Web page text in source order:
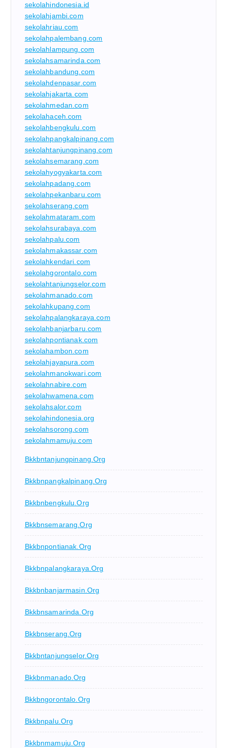
sekolahindonesia.id
sekolahjambi.com
sekolahriau.com
sekolahpalembang.com
sekolahlampung.com
sekolahsamarinda.com
sekolahbandung.com
sekolahdenpasar.com
sekolahjakarta.com
sekolahmedan.com
sekolahaceh.com
sekolahbengkulu.com
sekolahpangkalpinang.com
sekolahtanjungpinang.com
sekolahsemarang.com
sekolahyogyakarta.com
sekolahpadang.com
sekolahpekanbaru.com
sekolahserang.com
sekolahmataram.com
sekolahsurabaya.com
sekolahpalu.com
sekolahmakassar.com
sekolahkendari.com
sekolahgorontalo.com
sekolahtanjungselor.com
sekolahmanado.com
sekolahkupang.com
sekolahpalangkaraya.com
sekolahbanjarbaru.com
sekolahpontianak.com
sekolahambon.com
sekolahjayapura.com
sekolahmanokwari.com
sekolahnabire.com
sekolahwamena.com
sekolahsalor.com
sekolahindonesia.org
sekolahsorong.com
sekolahmamuju.com
Bkkbntanjungpinang.org
Bkkbnpangkalpinang.org
Bkkbnbengkulu.org
Bkkbnsemarang.org
Bkkbnpontianak.org
Bkkbnpalangkaraya.org
Bkkbnbanjarmasin.org
Bkkbnsamarinda.org
Bkkbnserang.org
Bkkbntanjungselor.org
Bkkbnmanado.org
Bkkbngorontalo.org
Bkkbnpalu.org
Bkkbnmamuju.org